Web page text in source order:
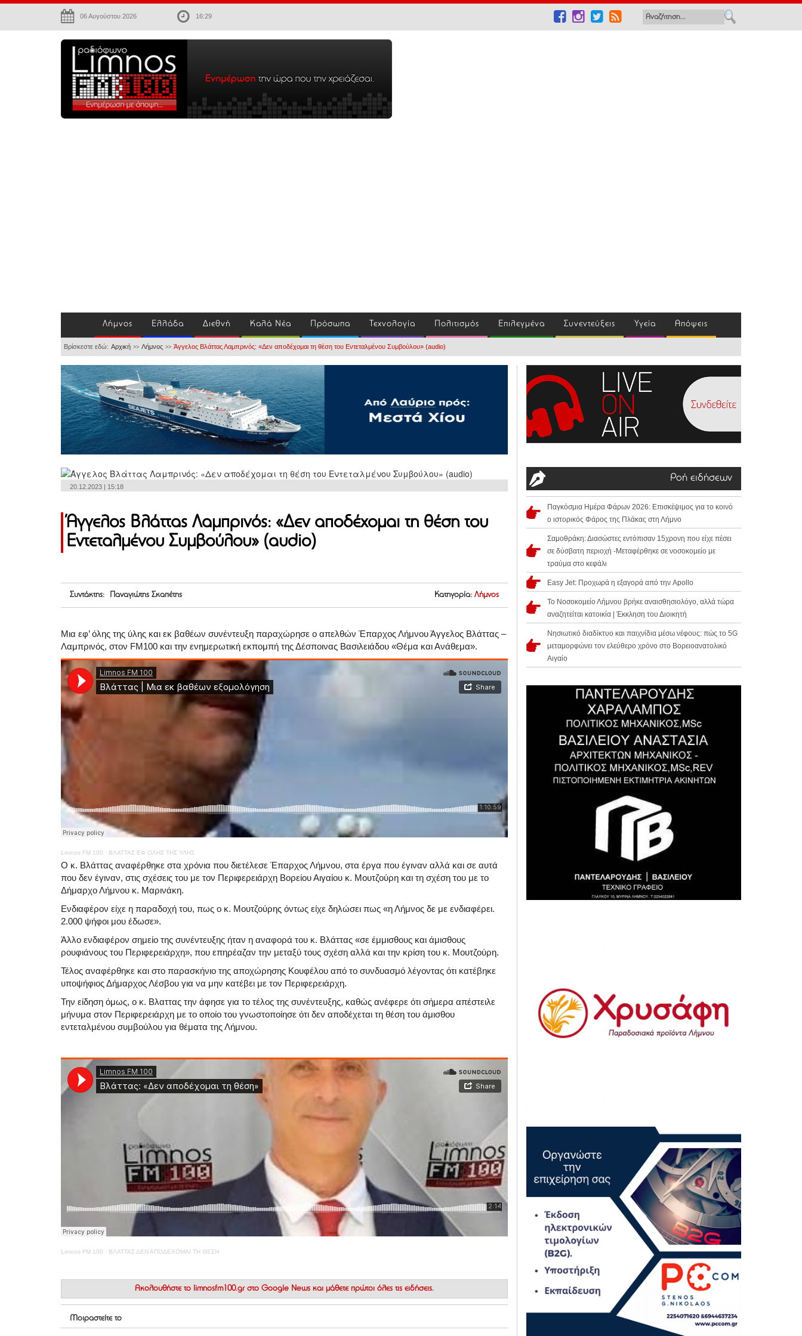
06 Αυγούστου 2026 16:29
Λήμνος Ελλάδα Διεθνή Καλά Νέα Πρόσωπα Τεχνολογία Πολιτισμός Επιλεγμένα Συνεντεύξεις Υγεία Απόψεις
Βρίσκεστε εδώ: Αρχική >> Λήμνος >> Άγγελος Βλάττας Λαμπρινός: «Δεν αποδέχομαι τη θέση του Εντεταλμένου Συμβούλου» (audio)
20.12.2023 | 15:18
Άγγελος Βλάττας Λαμπρινός: «Δεν αποδέχομαι τη θέση του
Εντεταλμένου Συμβούλου» (audio)
Συντάκτης: Παναγιώτης Σκαπέτης Κατηγορία: Λήμνος
Μια εφ’ όλης της ύλης και εκ βαθέων συνέντευξη παραχώρησε ο απελθών Έπαρχος Λήμνου Άγγελος Βλάττας –
Λαμπρινός, στον FM100 και την ενημερωτική εκπομπή της Δέσποινας Βασιλειάδου «Θέμα και Ανάθεμα».
Limnos FM 100 · ΒΛΑΤΤΑΣ ΕΦ ΟΛΗΣ ΤΗΣ ΥΛΗΣ
Ο κ. Βλάττας αναφέρθηκε στα χρόνια που διετέλεσε Έπαρχος Λήμνου, στα έργα που έγιναν αλλά και σε αυτά
που δεν έγιναν, στις σχέσεις του με τον Περιφερειάρχη Βορείου Αιγαίου κ. Μουτζούρη και τη σχέση του με το
Δήμαρχο Λήμνου κ. Μαρινάκη.
Ενδιαφέρον είχε η παραδοχή του, πως ο κ. Μουτζούρης όντως είχε δηλώσει πως «η Λήμνος δε με ενδιαφέρει.
2.000 ψήφοι μου έδωσε».
Άλλο ενδιαφέρον σημείο της συνέντευξης ήταν η αναφορά του κ. Βλάττας «σε έμμισθους και άμισθους
ρουφιάνους του Περιφερειάρχη», που επηρέαζαν την μεταξύ τους σχέση αλλά και την κρίση του κ. Μουτζούρη.
Τέλος αναφέρθηκε και στο παρασκήνιο της αποχώρησης Κουφέλου από το συνδυασμό λέγοντας ότι κατέβηκε
υποψήφιος Δήμαρχος Λέσβου για να μην κατέβει με τον Περιφερειάρχη.
Την είδηση όμως, ο κ. Βλαττας την άφησε για το τέλος της συνέντευξης, καθώς ανέφερε ότι σήμερα απέστειλε
μήνυμα στον Περιφερειάρχη με το οποίο του γνωστοποίησε ότι δεν αποδέχεται τη θέση του άμισθου
εντεταλμένου συμβούλου για θέματα της Λήμνου.
Limnos FM 100 · ΒΛΑΤΤΑΣ ΔΕΝ ΑΠΟΔΕΧΟΜΑΙ ΤΗ ΘΕΣΗ
Ακολουθήστε το limnosfm100.gr στο Google News και μάθετε πρώτοι όλες τις ειδήσεις.
Μοιραστείτε το
Ροή ειδήσεων
Παγκόσμια Ημέρα Φάρων 2026: Επισκέψιμος για το κοινό
ο ιστορικός Φάρος της Πλάκας στη Λήμνο
Σαμοθράκη: Διασώστες εντόπισαν 15χρονη που είχε πέσει
σε δύσβατη περιοχή -Μεταφέρθηκε σε νοσοκομείο με
τραύμα στο κεφάλι
Easy Jet: Προχωρά η εξαγορά από την Apollo
Το Νοσοκομείο Λήμνου βρήκε αναισθησιολόγο, αλλά τώρα
αναζητείται κατοικία | Έκκληση του Διοικητή
Νησιωτικό διαδίκτυο και παιχνίδια μέσω νέφους: πώς το 5G
μεταμορφώνει τον ελεύθερο χρόνο στο Βορειοανατολικό
Αιγαίο